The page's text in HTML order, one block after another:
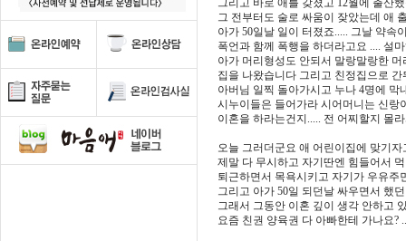
그리고 바로 애를 갖졌고 12월에 출산
그 전부터도 술로 싸움이 잦았는데 애
아가 50일날 일이 터졌죠..... 그날 약속
폭언과 함께 폭행을 하더라고요 .... 설
아가 머리형성도 안되서 말랑말랑한
집을 나왔습니다 그리고 친정집으로
아버님 일찍 돌아가시고 누나 4명에
시누이들은 들어가라 시어머니는 신랑
이혼을 하라는건지..... 전 어찌할지 몰
오늘 그러더군요 애 어린이집에 맞기
제말 다 무시하고 자기딴엔 힘들어서
퇴근하면서 목욕시키고 자기가 우유주
그리고 아가 50일 되던날 싸우면서 했
그래서 그동안 이혼 깊이 생각 안하고
요즘 친권 양육권 다 아빠한테 가나요?